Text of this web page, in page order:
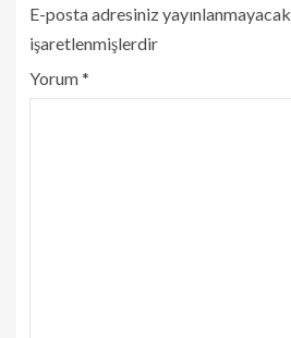
E-posta adresiniz yayınlanmayacak.
işaretlenmişlerdir
Yorum*